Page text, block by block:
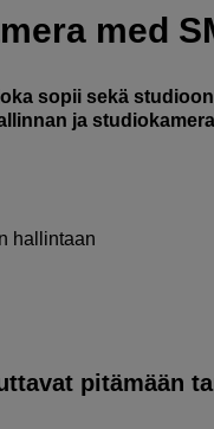
med
sopii sekä
ja
hallintaan
pitämään